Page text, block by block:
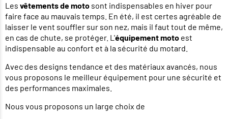
Les vêtements de moto sont indispensables en hiver pour
faire face au mauvais temps. En été, il est certes agréable de
laisser le vent souffler sur son nez, mais il faut tout de même,
en cas de chute, se protéger. L'équipement moto est
indispensable au confort et à la sécurité du motard.
Avec des designs tendance et des matériaux avancés, nous
vous proposons le meilleur équipement pour une sécurité et
des performances maximales.
Nous vous proposons un large choix de